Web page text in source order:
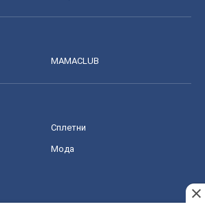
MAMACLUB
Сплетни
Мода